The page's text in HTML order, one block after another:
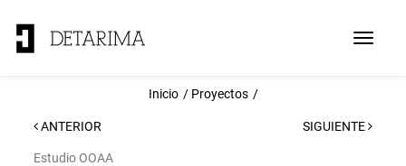
Toggle
Inicio Proyectos
ANTERIOR SIGUIENTE
Estudio OOAA